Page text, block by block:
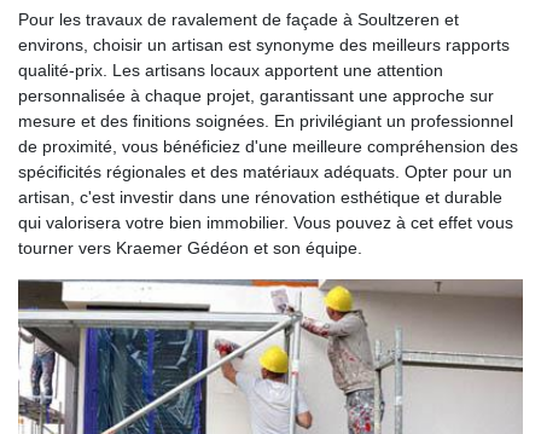
Pour les travaux de ravalement de façade à Soultzeren et
environs, choisir un artisan est synonyme des meilleurs rapports
qualité-prix. Les artisans locaux apportent une attention
personnalisée à chaque projet, garantissant une approche sur
mesure et des finitions soignées. En privilégiant un professionnel
de proximité, vous bénéficiez d'une meilleure compréhension des
spécificités régionales et des matériaux adéquats. Opter pour un
artisan, c'est investir dans une rénovation esthétique et durable
qui valorisera votre bien immobilier. Vous pouvez à cet effet vous
tourner vers Kraemer Gédéon et son équipe.